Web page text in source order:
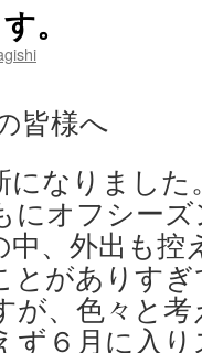
。
皆様へ
になりました
にオフシー
中、外出も控
とがありす
が、色々と
ず６月に入